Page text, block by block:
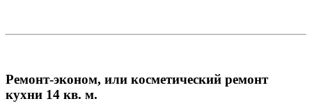
Ремонт-эконом, или косметический ремонт
кухни 14 кв. м.